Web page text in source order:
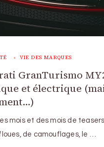
VIE DES MARQUES
GranTurismo
et électrique
mois et des mois de
de camouflages, le …